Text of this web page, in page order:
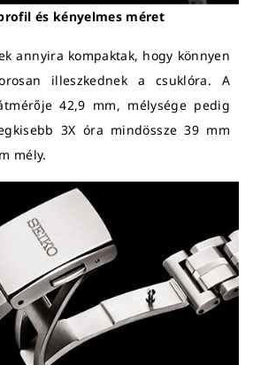
és kényelmes méret
annyira kompaktak, hogy könnyen
illeszkednek a csuklóra. A
42,9 mm, mélysége pedig
3X óra mindössze 39 mm
mély.